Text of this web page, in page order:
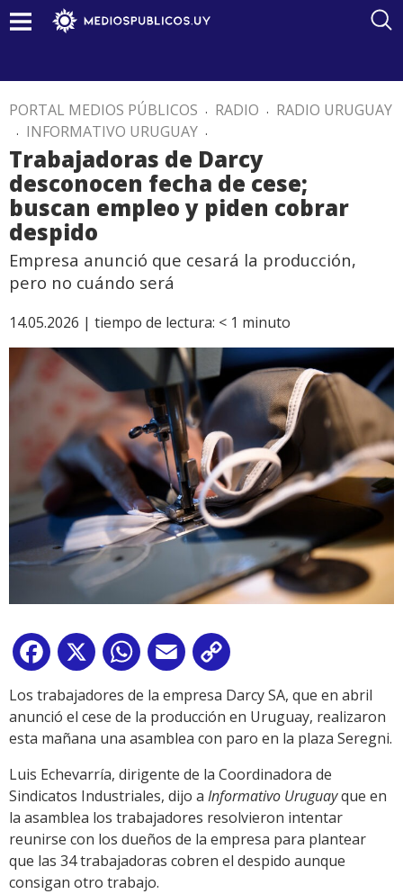
PORTAL MEDIOS PÚBLICOS . RADIO . RADIO URUGUAY
. INFORMATIVO URUGUAY .
Trabajadoras de Darcy
desconocen fecha de cese;
buscan empleo y piden cobrar
despido
Empresa anunció que cesará la producción,
pero no cuándo será
14.05.2026 | tiempo de lectura: < 1 minuto
Facebook
X WhatsApp
Email
Link
Los trabajadores de la empresa Darcy SA, que en abril
anunció el cese de la producción en Uruguay, realizaron
esta mañana una asamblea con paro en la plaza Seregni.
Luis Echevarría, dirigente de la Coordinadora de
Sindicatos Industriales, dijo a Informativo Uruguayque en
la asamblea los trabajadores resolvieron intentar
reunirse con los dueños de la empresa para plantear
que las 34 trabajadoras cobren el despido aunque
consigan otro trabajo.